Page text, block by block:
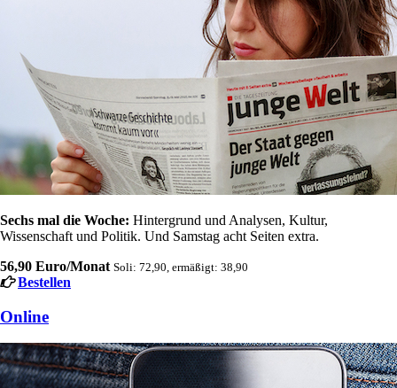
Sechs mal die Woche: Hintergrund und Analysen, Kultur,
Wissenschaft und Politik. Und Samstag acht Seiten extra.
56,90 Euro/Monat Soli: 72,90, ermäßigt: 38,90
Bestellen
Online